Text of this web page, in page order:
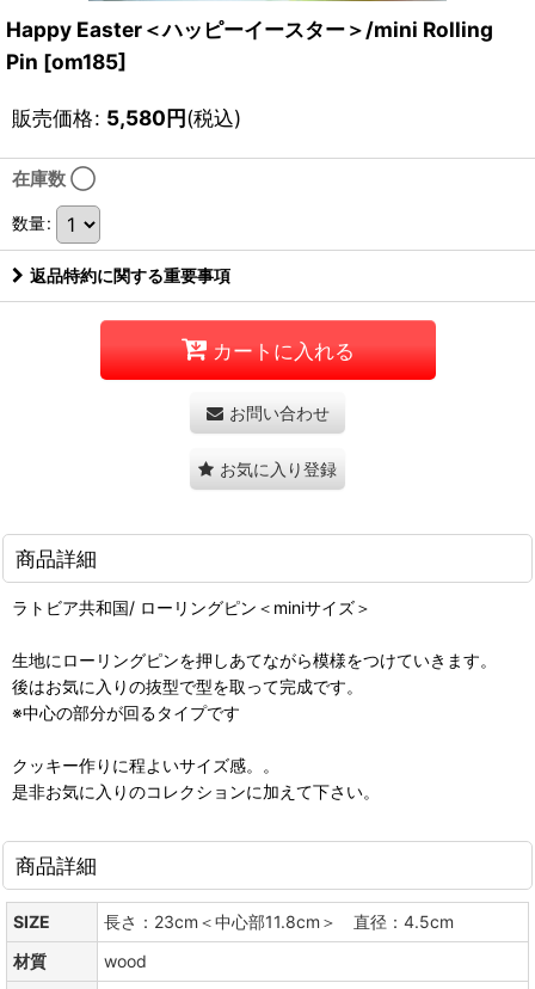
Happy Easter＜ハッピーイースター＞/mini Rolling
Pin [om185]
販売価格: 5,580円(税込)
在庫数 ◯
数量:
返品特約に関する重要事項
カートに入れる
お問い合わせ
お気に入り登録
商品詳細
ラトビア共和国/ ローリングピン＜miniサイズ＞
生地にローリングピンを押しあてながら模様をつけていきます。
後はお気に入りの抜型で型を取って完成です。
※中心の部分が回るタイプです
クッキー作りに程よいサイズ感。。
是非お気に入りのコレクションに加えて下さい。
商品詳細
SIZE
長さ：23cm＜中心部11.8cm＞ 直径：4.5cm
材質
wood